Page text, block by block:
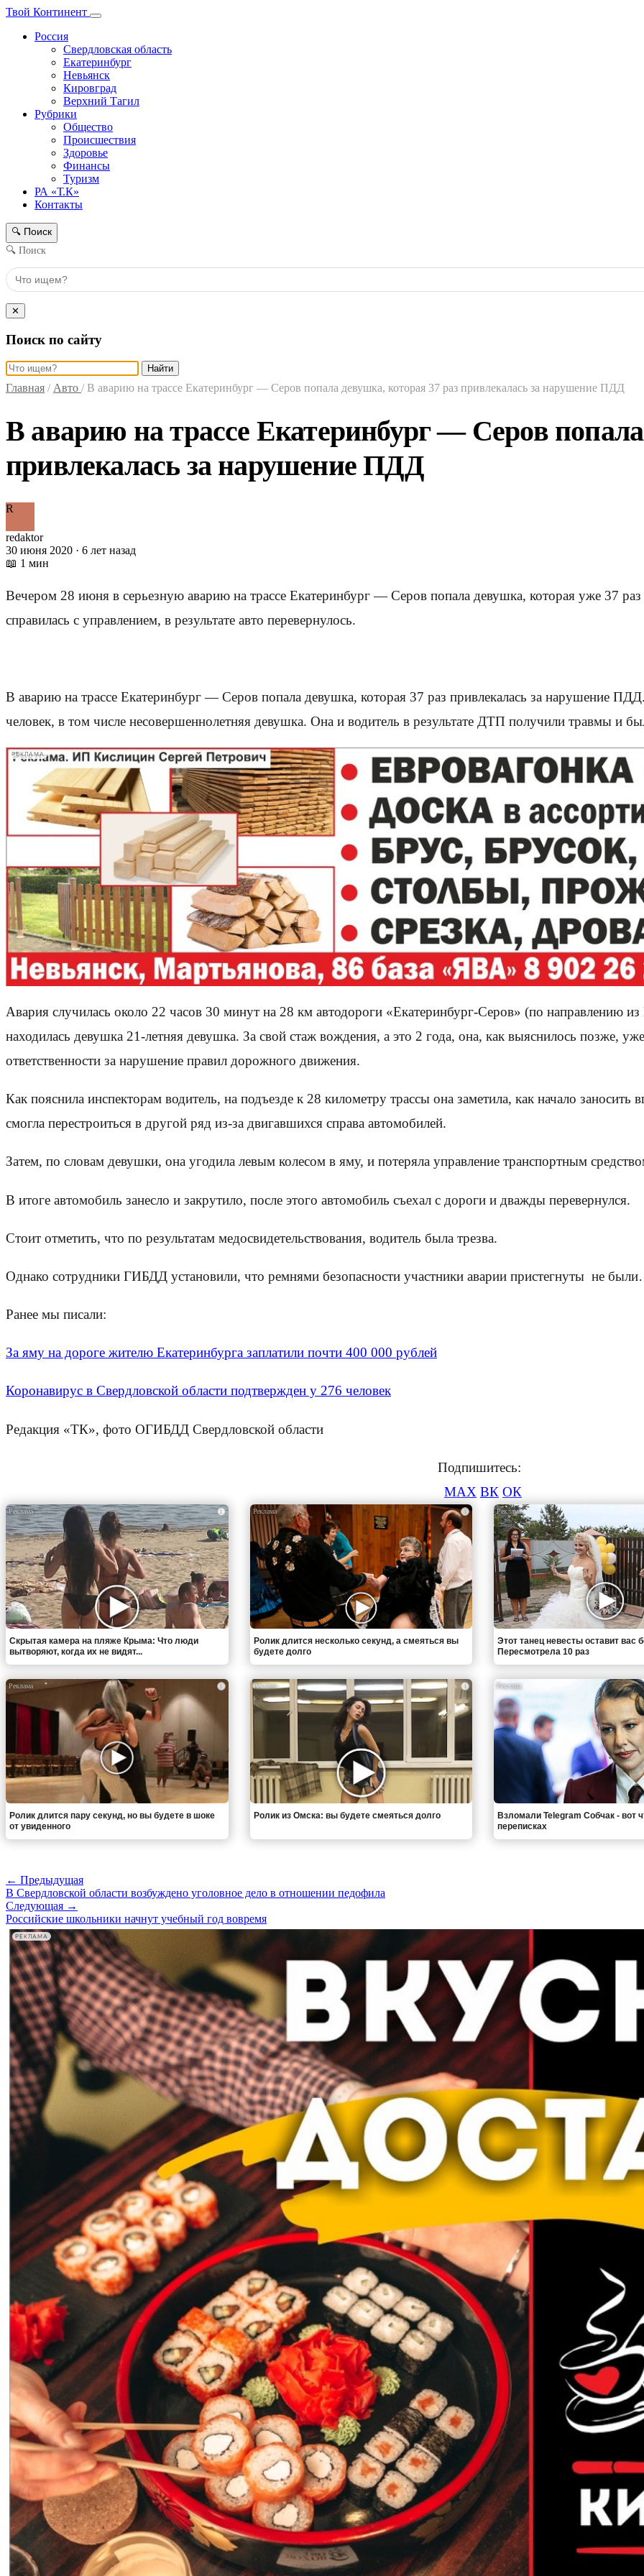
Твой Континент
Россия
Свердловская область
Екатеринбург
Невьянск
Кировград
Верхний Тагил
Рубрики
Общество
Происшествия
Здоровье
Финансы
Туризм
РА «Т.К»
Контакты
🔍 Поиск
🔍 Поиск
✕
Поиск по сайту
Найти
Главная / Авто / В аварию на трассе Екатеринбург — Серов попала девушка, которая 37 раз привлекалась за нарушение ПДД
В аварию на трассе Екатеринбург — Серов
привлекалась за нарушение ПДД
R
redaktor
30 июня 2020 · 6 лет назад
📖 1 мин
Вечером 28 июня в серьезную аварию на трассе Екатеринбург — Серов попала девушка, которая уже 37
справилась с управлением, в результате авто перевернулось.
В аварию на трассе Екатеринбург — Серов попала девушка, которая 37 раз привлекалась за нарушение
человек, в том числе несовершеннолетняя девушка. Она и водитель в результате ДТП получили травмы и
РЕКЛАМА
Авария случилась около 22 часов 30 минут на 28 км автодороги «Екатеринбург-Серов» (по направлению
находилась девушка 21-летняя девушка. За свой стаж вождения, а это 2 года, она, как выяснилось позже,
ответственности за нарушение правил дорожного движения.
Как пояснила инспекторам водитель, на подъезде к 28 километру трассы она заметила, как начало
смогла перестроиться в другой ряд из-за двигавшихся справа автомобилей.
Затем, по словам девушки, она угодила левым колесом в яму, и потеряла управление транспортным
В итоге автомобиль занесло и закрутило, после этого автомобиль съехал с дороги и дважды перевернулся.
Стоит отметить, что по результатам медосвидетельствования, водитель была трезва.
Однако сотрудники ГИБДД установили, что ремнями безопасности участники аварии пристегнуты не
Ранее мы писали:
За яму на дороге жителю Екатеринбурга заплатили почти 400 000 рублей
Коронавирус в Свердловской области подтвержден у 276 человек
Редакция «ТК», фото ОГИБДД Свердловской области
Подпишитесь:
MAX ВК ОК
i
Скрытая камера на пляже Крыма: Что люди
вытворяют, когда их не видят...
i
Ролик длится несколько секунд, а смеяться вы
будете долго
Этот танец невесты оставит вас
Пересмотрела 10 раз
i
Ролик длится пару секунд, но вы будете в шоке
от увиденного
i
Ролик из Омска: вы будете смеяться долго
Взломали Telegram Собчак - вот
переписках
← Предыдущая
В Свердловской области возбуждено уголовное дело в отношении педофила
Следующая →
Российские школьники начнут учебный год вовремя
РЕКЛАМА